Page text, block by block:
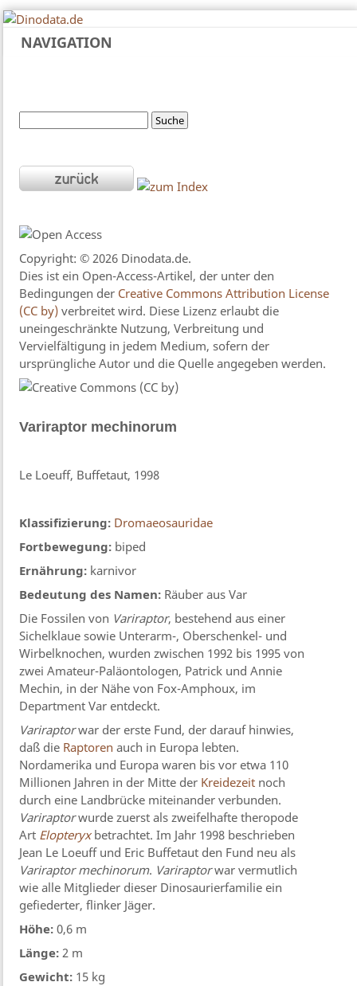
NAVIGATION
Copyright: © 2026 Dinodata.de.
Dies ist ein Open-Access-Artikel, der unter den
Bedingungen der Creative Commons Attribution License
(CC by) verbreitet wird. Diese Lizenz erlaubt die
uneingeschränkte Nutzung, Verbreitung und
Vervielfältigung in jedem Medium, sofern der
ursprüngliche Autor und die Quelle angegeben werden.
Variraptor mechinorum
Le Loeuff, Buffetaut, 1998
Klassifizierung: Dromaeosauridae
Fortbewegung: biped
Ernährung: karnivor
Bedeutung des Namen: Räuber aus Var
Die Fossilen von Variraptor, bestehend aus einer
Sichelklaue sowie Unterarm-, Oberschenkel- und
Wirbelknochen, wurden zwischen 1992 bis 1995 von
zwei Amateur-Paläontologen, Patrick und Annie
Mechin, in der Nähe von Fox-Amphoux, im
Department Var entdeckt.
Variraptorwar der erste Fund, der darauf hinwies,
daß die Raptoren auch in Europa lebten.
Nordamerika und Europa waren bis vor etwa 110
Millionen Jahren in der Mitte der Kreidezeit noch
durch eine Landbrücke miteinander verbunden.
Variraptorwurde zuerst als zweifelhafte theropode
Art Elopteryxbetrachtet. Im Jahr 1998 beschrieben
Jean Le Loeuff und Eric Buffetaut den Fund neu als
Variraptor mechinorum. Variraptorwar vermutlich
wie alle Mitglieder dieser Dinosaurierfamilie ein
gefiederter, flinker Jäger.
Höhe:0,6 m
Länge:2 m
Gewicht: 15 kg